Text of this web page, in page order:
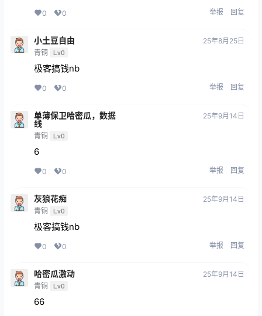
0 0 举报 回复
小土豆自由
青铜 Lv0
25年8月25日
极客搞钱nb
0 0 举报 回复
单薄保卫哈密瓜，数据
线
青铜 Lv0
25年9月14日
6
0 0 举报 回复
灰狼花痴
青铜 Lv0
25年9月14日
极客搞钱nb
0 0 举报 回复
哈密瓜激动
青铜 Lv0
25年9月14日
66